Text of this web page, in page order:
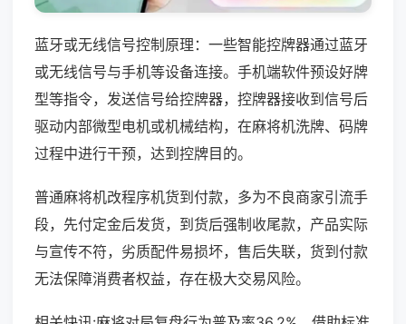
蓝牙或无线信号控制原理：一些智能控牌器通过蓝牙
或无线信号与手机等设备连接。手机端软件预设好牌
型等指令，发送信号给控牌器，控牌器接收到信号后
驱动内部微型电机或机械结构，在麻将机洗牌、码牌
过程中进行干预，达到控牌目的。
普通麻将机改程序机货到付款，多为不良商家引流手
段，先付定金后发货，到货后强制收尾款，产品实际
与宣传不符，劣质配件易损坏，售后失联，货到付款
无法保障消费者权益，存在极大交易风险。